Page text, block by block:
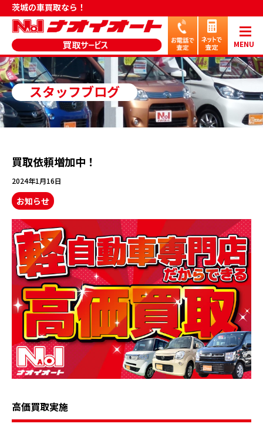
茨城の車買取なら！
MENU
スタッフブログ
買取依頼増加中！
2024年1月16日
お知らせ
高価買取実施